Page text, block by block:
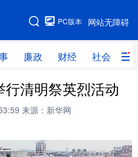
网站无障碍
PC版本
廉政 财经 社会 科
地图
时政 人事
社会
健康 旅游
清明祭英烈活动
来源：新华网